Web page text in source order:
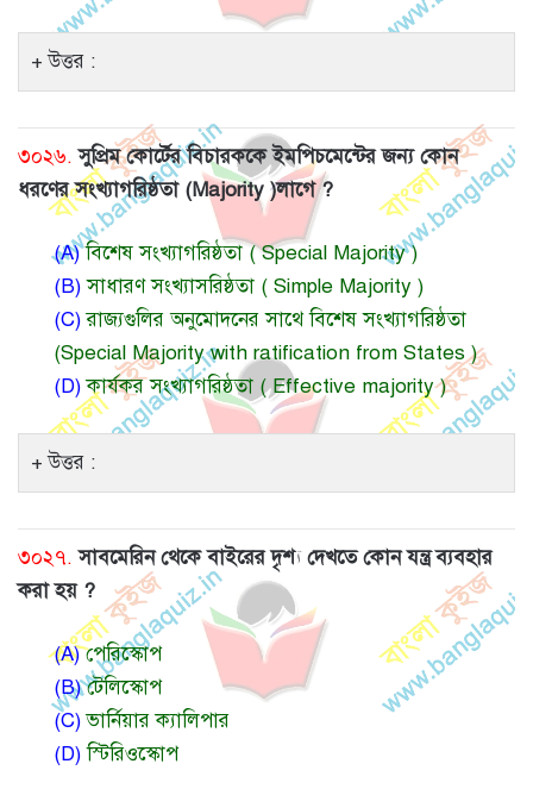
উত্তর :
৩০২৬. সুপ্রিম কোর্টের বিচারককে ইমপিচমেন্টের জন্য কোন
ধরণের সংখ্যাগরিষ্ঠতা (Majority )লাগে ?
(A)বিশেষ সংখ্যাগরিষ্ঠতা ( Special Majority )
(B)সাধারণ সংখ্যাসরিষ্ঠতা ( Simple Majority )
(C)রাজ্যগুলির অনুমোদনের সাথে বিশেষ সংখ্যাগরিষ্ঠতা
(Special Majority with ratification from States )
(D)কার্যকর সংখ্যাগরিষ্ঠতা ( Effective majority )
উত্তর :
৩০২৭. সাবমেরিন থেকে বাইরের দৃশ্য দেখতে কোন যন্ত্র ব্যবহার
করা হয় ?
(A)পেরিস্কোপ
(B)টেলিস্কোপ
(C)ভার্নিয়ার ক্যালিপার
(D)স্টিরিওস্কোপ